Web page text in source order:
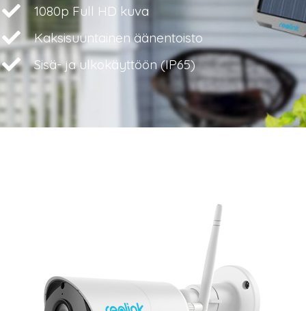
1080p Full HD kuva
Kaksisuuntainen äänentoisto
Sisä- ja ulkokäyttöön (IP65)